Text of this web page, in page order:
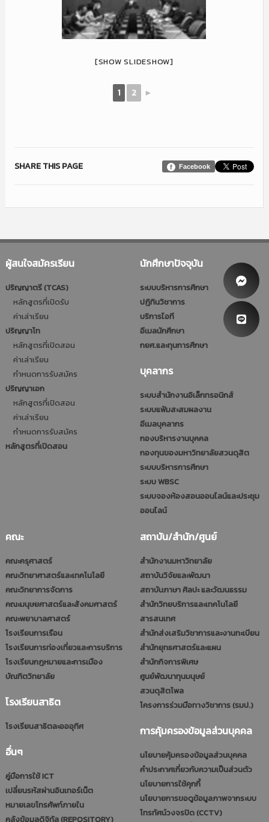
[SHOW SLIDESHOW]
1 2 ►
Facebook
SHARE THIS PAGE
ผู้สนใจสมัครเรียน
ปริญญาตรี (TCAS)
หลักสูตรที่เปิดรับ
ค่าเล่าเรียน
ปริญญาโท
หลักสูตรที่เปิดสอน
ค่าเล่าเรียน
กำหนดการรับสมัคร
ปริญญาเอก
หลักสูตรที่เปิดสอน
ค่าเล่าเรียน
กำหนดการรับสมัคร
หลักสูตรที่เปิดสอน
นักศึกษาปัจจุบัน
ระบบบริหารการศึกษา
ปฎิทินวิชาการ
บริการไอที
อีเมลนักศึกษา
กยศ.และทุนการศึกษา
บุคลากร
ระบบสำนักงานอิเล็กทรอนิกส์
ระบบแฟ้มสะสมผลงาน
อีเมลบุคลากร
กองบริหารงานบุคคล
กองทุนของมหาวิทยาลัยสวนดุสิต
ระบบบริหารการศึกษา
ระบบ WBSC
ระบบจองห้องสอนออนไลน์และประชุม
ออนไลน์
คณะ
คณะครุศาสตร์
คณะวิทยาศาสตร์และเทคโนโลยี
คณะวิทยาการจัดการ
คณะมนุษยศาสตร์และสังคมศาสตร์
คณะพยาบาลศาสตร์
โรงเรียนการเรือน
โรงเรียนการท่องเที่ยวและการบริการ
โรงเรียนกฎหมายและการเมือง
บัณฑิตวิทยาลัย
โรงเรียนสาธิต
โรงเรียนสาธิตละอออุทิศ
อื่นๆ
คู่มือการใช้ ICT
เปลี่ยนรหัสผ่านอินเทอร์เน็ต
หมายเลขโทรศัพท์ภายใน
คลังข้อมูลดิจิทัล (REPOSITORY)
สถาบัน/สำนัก/ศูนย์
สำนักงานมหาวิทยาลัย
สถาบันวิจัยและพัฒนา
สถาบันภาษา ศิลปะ และวัฒนธรรม
สำนักวิทยบริการและเทคโนโลยี
สารสนเทศ
สำนักส่งเสริมวิชาการและงานทะเบียน
สำนักยุทธศาสตร์และแผน
สำนักกิจการพิเศษ
ศูนย์พัฒนาทุนมนุษย์
สวนดุสิตโพล
โครงการร่วมมือทางวิชาการ (รมป.)
การคุ้มครองข้อมูลส่วนบุคคล
นโยบายคุ้มครองข้อมูลส่วนบุคคล
คำประกาศเกี่ยวกับความเป็นส่วนตัว
นโยบายการใช้คุกกี้
นโยบายการขอดูข้อมูลภาพจากระบบ
โทรทัศน์วงจรปิด (CCTV)